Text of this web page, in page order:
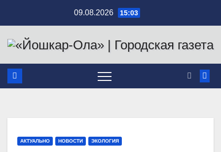
содержимому
09.08.2026 15:03
АКТУАЛЬНО НОВОСТИ ЭКОЛОГИЯ